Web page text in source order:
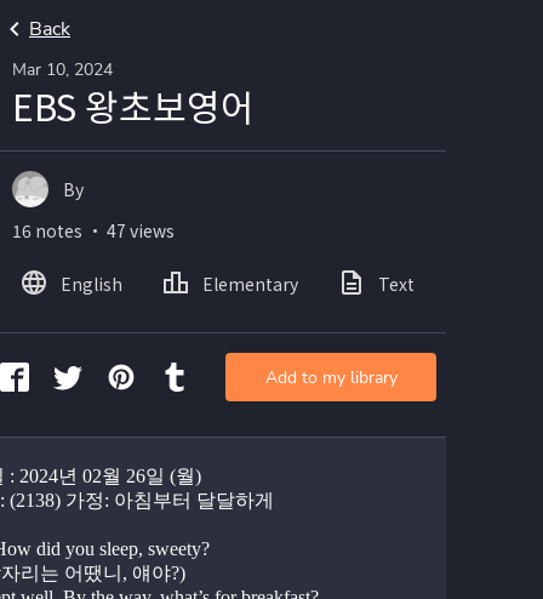
Back
Mar 10, 2024
EBS 왕초보영어
: 2024년 02월 26일 (월)
(2138) 가정: 아침부터 달달하게
did you sleep, sweety?
(잠자리는 어땠니, 얘야?)
By
16 notes ・ 47 views
English Elementary Text
Add to my library